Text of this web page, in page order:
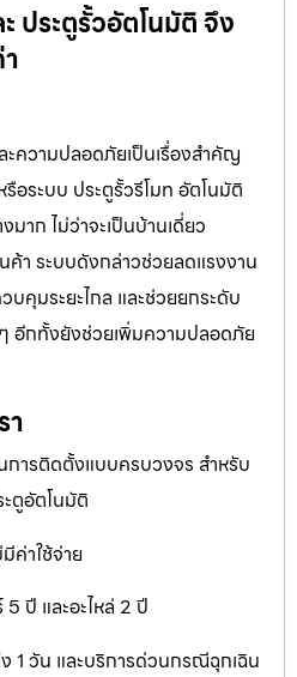
ประตูรั้วอัตโนมัติ จึง
ความปลอดภัยเป็นเรื่องสำคัญ
อระบบ ประตูรั้วรีโมท อัตโนมัติ
าก ไม่ว่าจะเป็นบ้านเดี่ยว
ค้า ระบบดังกล่าวช่วยลดแรงงาน
คุมระยะไกล และช่วยยกระดับ
อีกทั้งยังช่วยเพิ่มความปลอดภัย
า
การติดตั้งแบบครบวงจร สำหรับ
ะตูอัตโนมัติ
ค่าใช้จ่าย
ปี และอะไหล่ 2 ปี
1 วัน และบริการด่วนกรณีฉุกเฉิน